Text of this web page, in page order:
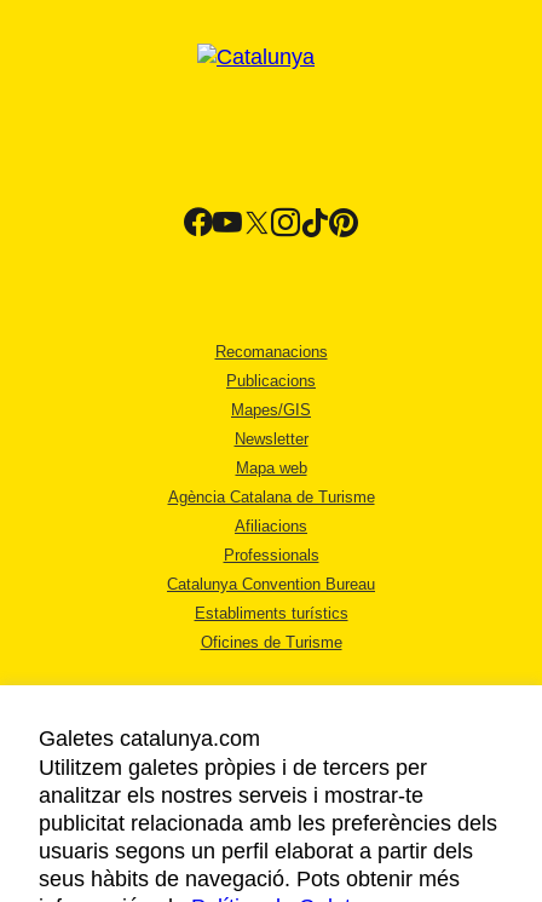
Recomanacions
Publicacions
Mapes/GIS
Newsletter
Mapa web
Agència Catalana de Turisme
Afiliacions
Professionals
Catalunya Convention Bureau
Establiments turístics
Oficines de Turisme
AVÍS LEGAL
POLÍTICA DE PRIVACITAT
COOKIES
Galetes catalunya.com
Utilitzem galetes pròpies i de tercers per
analitzar els nostres serveis i mostrar-te
publicitat relacionada amb les preferències dels
usuaris segons un perfil elaborat a partir dels
seus hàbits de navegació. Pots obtenir més